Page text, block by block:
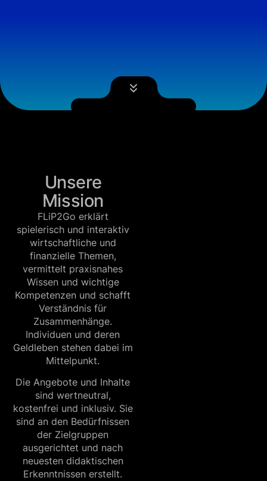
Unsere
Mission
FLiP2Go erklärt
spielerisch und interaktiv
wirtschaftliche und
finanzielle Themen,
vermittelt praxisnahes
Wissen und wichtige
Kompetenzen und schafft
Verständnis für
Zusammenhänge.
Individuen und deren
Geldleben stehen dabei im
Mittelpunkt.
Die Angebote und Inhalte
sind wertneutral,
kostenfrei und inklusiv. Sie
sind an den Bedürfnissen
der Zielgruppen
ausgerichtet und nach
neuesten didaktischen
Erkenntnissen erstellt.